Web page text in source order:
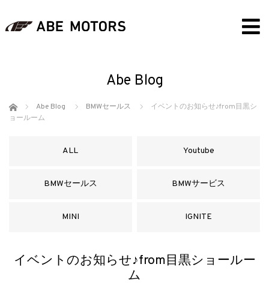
Abe Blog
ホーム Abe Blog BMWセールス
イベントのお知らせ♪from目黒シ
ョールーム
ALL Youtube
BMWセールス BMWサービス
MINI IGNITE
イベントのお知らせ♪from目黒ショールー
ム